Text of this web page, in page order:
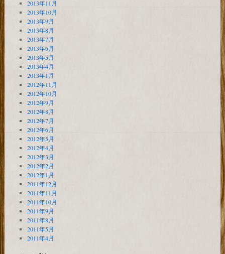
2013年11月
2013年10月
2013年9月
2013年8月
2013年7月
2013年6月
2013年5月
2013年4月
2013年1月
2012年11月
2012年10月
2012年9月
2012年8月
2012年7月
2012年6月
2012年5月
2012年4月
2012年3月
2012年2月
2012年1月
2011年12月
2011年11月
2011年10月
2011年9月
2011年8月
2011年5月
2011年4月